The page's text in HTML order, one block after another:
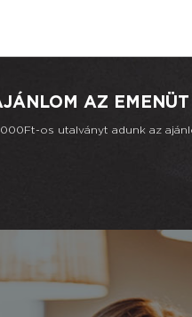
AZ EMENÜT
os utalványt adunk az